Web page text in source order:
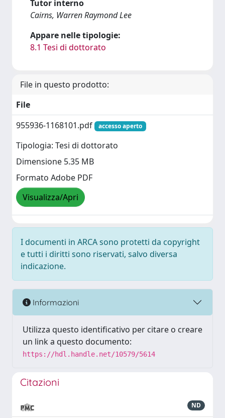
Tutor interno
Cairns, Warren Raymond Lee
Appare nelle tipologie:
8.1 Tesi di dottorato
File in questo prodotto:
File
955936-1168101.pdf
accesso aperto
Tipologia: Tesi di dottorato
Dimensione 5.35 MB
Formato Adobe PDF
Visualizza/Apri
I documenti in ARCA sono protetti da copyright
e tutti i diritti sono riservati, salvo diversa
indicazione.
Informazioni
Utilizza questo identificativo per citare o creare
un link a questo documento:
https://hdl.handle.net/10579/5614
Citazioni
ND